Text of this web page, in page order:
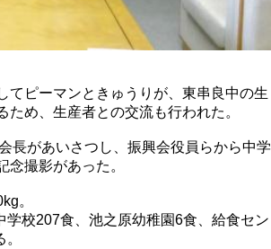
ピーマンときゅうりが、東串良中の生
め、生産者との交流も行われた。
長があいさつし、振興会役員らから中学
撮影があった。
。
校207食、池之原幼稚園6食、給食セン